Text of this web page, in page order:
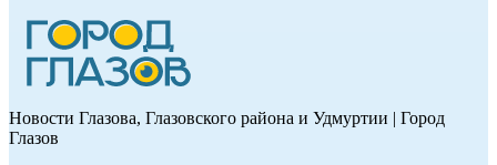
Новости Глазова, Глазовского района и Удмуртии | Город
Глазов